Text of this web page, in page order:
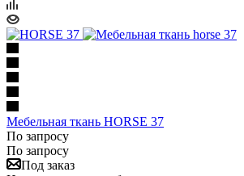
Мебельная ткань HORSE 37
По запросу
По запросу
Под заказ